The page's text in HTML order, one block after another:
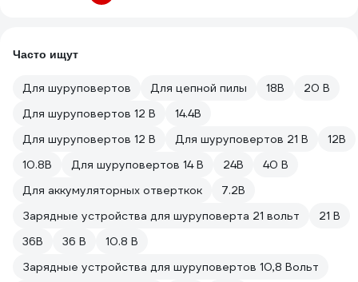
Часто ищут
Для шуруповертов Для цепной пилы 18В
20 В
Для шуруповертов 12 В
14.4В
Для шуруповертов 12 В
Для шуруповертов 21 В
12В
10.8В
Для шуруповертов 14 В 24В
40 В
Для аккумуляторных отверткок
7.2В
Зарядные устройства для шуруповерта 21 вольт
21 В
36В
36 B
10.8 В
Зарядные устройства для шуруповертов 10,8 Вольт